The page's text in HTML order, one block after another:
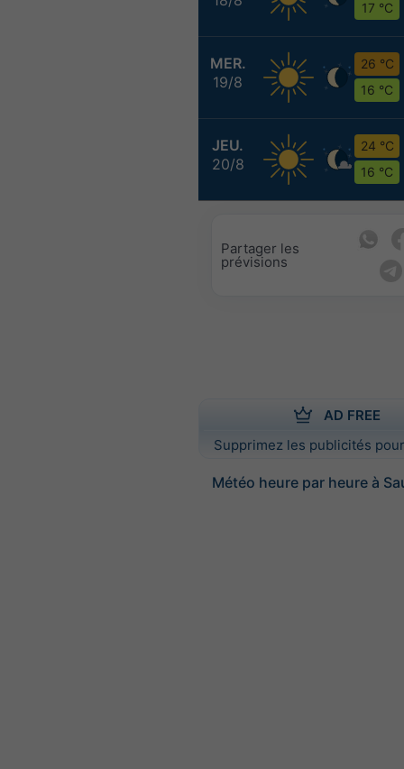
17 °C
MER.
19/8
26 °C
16 °C
JEU.
20/8
24 °C
16 °C
Partager les
prévisions
AD FREE
Supprimez les publicités
Météo heure par heure à